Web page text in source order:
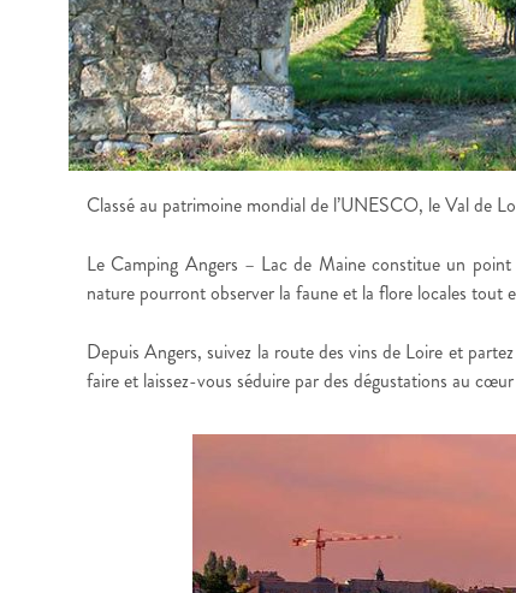
Classé au patrimoine mondial de l’UNESCO, le Val de
Le Camping Angers – Lac de Maine constitue un
nature pourront observer la faune et la flore locales tout
Depuis Angers, suivez la route des vins de Loire et
faire et laissez-vous séduire par des dégustations au